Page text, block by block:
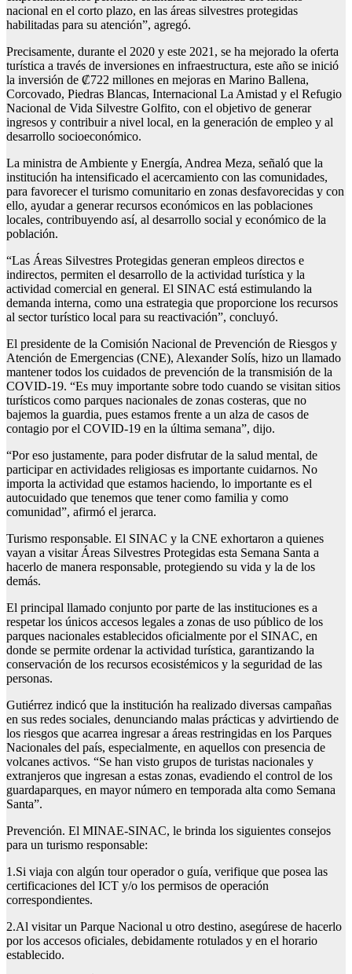
nacional en el corto plazo, en las áreas silvestres protegidas
habilitadas para su atención”, agregó.
Precisamente, durante el 2020 y este 2021, se ha mejorado la oferta
turística a través de inversiones en infraestructura, este año se inició
la inversión de ₡722 millones en mejoras en Marino Ballena,
Corcovado, Piedras Blancas, Internacional La Amistad y el Refugio
Nacional de Vida Silvestre Golfito, con el objetivo de generar
ingresos y contribuir a nivel local, en la generación de empleo y al
desarrollo socioeconómico.
La ministra de Ambiente y Energía, Andrea Meza, señaló que la
institución ha intensificado el acercamiento con las comunidades,
para favorecer el turismo comunitario en zonas desfavorecidas y con
ello, ayudar a generar recursos económicos en las poblaciones
locales, contribuyendo así, al desarrollo social y económico de la
población.
“Las Áreas Silvestres Protegidas generan empleos directos e
indirectos, permiten el desarrollo de la actividad turística y la
actividad comercial en general. El SINAC está estimulando la
demanda interna, como una estrategia que proporcione los recursos
al sector turístico local para su reactivación”, concluyó.
El presidente de la Comisión Nacional de Prevención de Riesgos y
Atención de Emergencias (CNE), Alexander Solís, hizo un llamado
mantener todos los cuidados de prevención de la transmisión de la
COVID-19. “Es muy importante sobre todo cuando se visitan sitios
turísticos como parques nacionales de zonas costeras, que no
bajemos la guardia, pues estamos frente a un alza de casos de
contagio por el COVID-19 en la última semana”, dijo.
“Por eso justamente, para poder disfrutar de la salud mental, de
participar en actividades religiosas es importante cuidarnos. No
importa la actividad que estamos haciendo, lo importante es el
autocuidado que tenemos que tener como familia y como
comunidad”, afirmó el jerarca.
Turismo responsable. El SINAC y la CNE exhortaron a quienes
vayan a visitar Áreas Silvestres Protegidas esta Semana Santa a
hacerlo de manera responsable, protegiendo su vida y la de los
demás.
El principal llamado conjunto por parte de las instituciones es a
respetar los únicos accesos legales a zonas de uso público de los
parques nacionales establecidos oficialmente por el SINAC, en
donde se permite ordenar la actividad turística, garantizando la
conservación de los recursos ecosistémicos y la seguridad de las
personas.
Gutiérrez indicó que la institución ha realizado diversas campañas
en sus redes sociales, denunciando malas prácticas y advirtiendo de
los riesgos que acarrea ingresar a áreas restringidas en los Parques
Nacionales del país, especialmente, en aquellos con presencia de
volcanes activos. “Se han visto grupos de turistas nacionales y
extranjeros que ingresan a estas zonas, evadiendo el control de los
guardaparques, en mayor número en temporada alta como Semana
Santa”.
Prevención. El MINAE-SINAC, le brinda los siguientes consejos
para un turismo responsable:
1.​Si viaja con algún tour operador o guía, verifique que posea las
certificaciones del ICT y/o los permisos de operación
correspondientes.
2.​Al visitar un Parque Nacional u otro destino, asegúrese de hacerlo
por los accesos oficiales, debidamente rotulados y en el horario
establecido.